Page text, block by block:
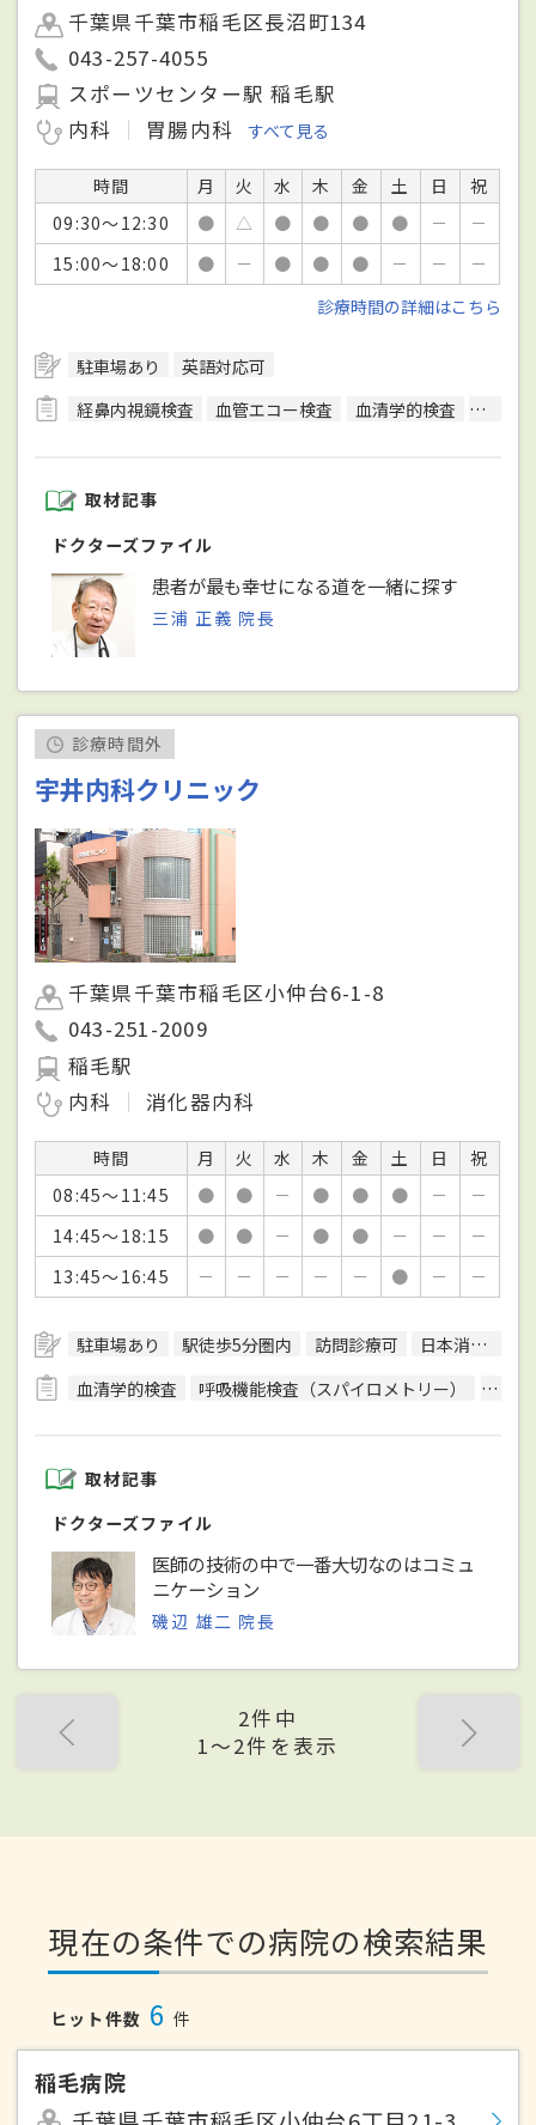
千葉県千葉市稲毛区長沼町134
043-257-4055
スポーツセンター駅 稲毛駅
内科
胃腸内科 すべて見る
時間 月 火 水 木 金 土 日
祝
09:30～12:30
● △ ● ● ● ● －
－
15:00～18:00
● － ● ● ● － －
－
診療時間の詳細はこちら
駐車場あり
英語対応可
経鼻内視鏡検査
血管エコー検査 血清学的検査 呼吸機
取材記事
ドクターズファイル
患者が最も幸せになる道を一緒に探す
三浦 正義 院長
診療時間外
宇井内科クリニック
千葉県千葉市稲毛区小仲台6-1-8
043-251-2009
稲毛駅
内科
消化器内科
時間 月 火 水 木 金 土 日
祝
08:45～11:45
● ● － ● ● ● －
－
14:45～18:15
● ● － ● ● － －
－
13:45～16:45
－ － － － － ● － －
駐車場あり 駅徒歩5分圏内 訪問診療可
日本消化器病学会消化器病専門医
血清学的検査
呼吸機能検査（スパイロメトリー） 終夜
取材記事
ドクターズファイル
医師の技術の中で一番大切なのはコミュ
ニケーション
磯辺 雄二 院長
2件中
1〜2件を表示
現在の条件での病院の検索結果
ヒット件数 6 件
稲毛病院